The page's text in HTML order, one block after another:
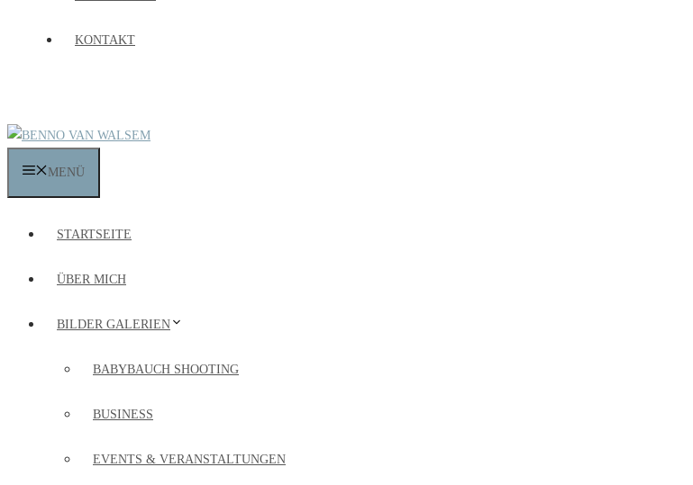
KONTAKT
MENÜ
STARTSEITE
ÜBER MICH
BILDER GALERIEN
BABYBAUCH SHOOTING
BUSINESS
EVENTS & VERANSTALTUNGEN